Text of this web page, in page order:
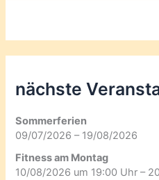
nächste
Sommerferien
09/07/2026 – 19/08/2026
Fitness am Montag
10/08/2026 um 19:00 Uhr –